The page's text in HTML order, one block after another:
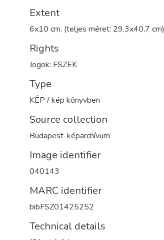
Extent
6x10 cm, (teljes méret: 29,3x40,7 cm)
Rights
Jogok: FSZEK
Type
KÉP / kép könyvben
Source collection
Budapest-képarchívum
Image identifier
040143
MARC identifier
bibFSZ01425252
Technical details